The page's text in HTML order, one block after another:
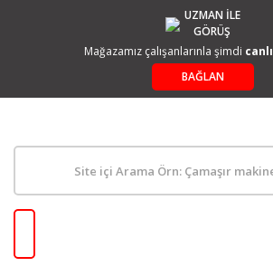
UZMAN İLE
GÖRÜŞ
Mağazamız çalışanlarınla şimdi canlı
BAĞLAN